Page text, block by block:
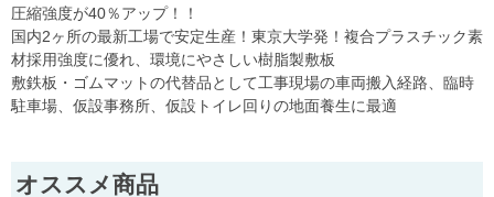
圧縮強度が40％アップ！！
国内2ヶ所の最新工場で安定生産！東京大学発！複合プラスチック素
材採用強度に優れ、環境にやさしい樹脂製敷板
敷鉄板・ゴムマットの代替品として工事現場の車両搬入経路、臨時
駐車場、仮設事務所、仮設トイレ回りの地面養生に最適
オススメ商品